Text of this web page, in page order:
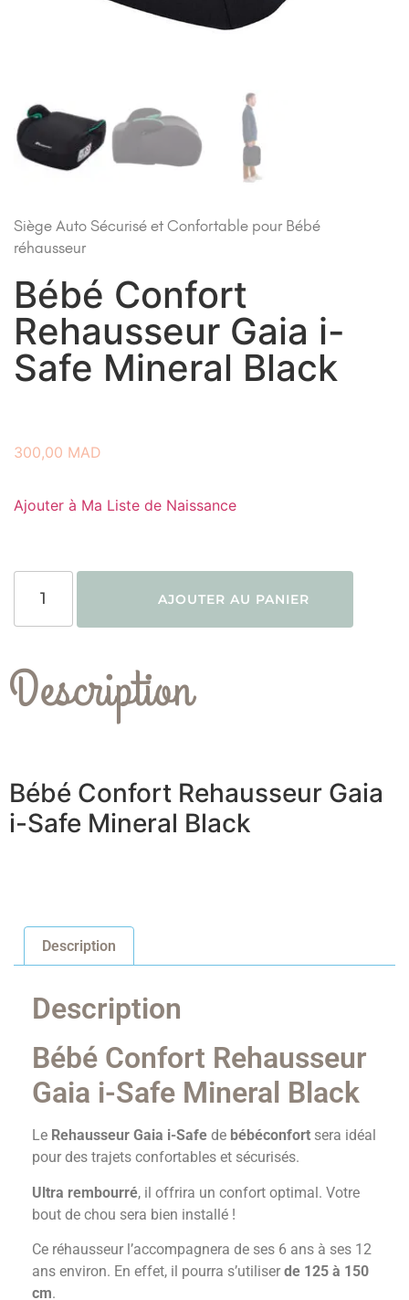
Siège Auto Sécurisé et Confortable pour Bébé
réhausseur
Bébé Confort
Rehausseur Gaia i-
Safe Mineral Black
300,00 MAD
Ajouter à Ma Liste de Naissance
AJOUTER AU PANIER
Description
Bébé Confort Rehausseur Gaia
i-Safe Mineral Black
Description
Description
Bébé Confort Rehausseur
Gaia i-Safe Mineral Black
Le Rehausseur Gaia i-Safe de bébéconfort sera idéal
pour des trajets confortables et sécurisés.
Ultra rembourré, il offrira un confort optimal. Votre
bout de chou sera bien installé !
Ce réhausseur l’accompagnera de ses 6 ans à ses 12
ans environ. En effet, il pourra s’utiliser de 125 à 150
cm.